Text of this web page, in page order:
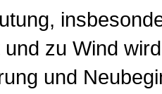
zu Wind
und